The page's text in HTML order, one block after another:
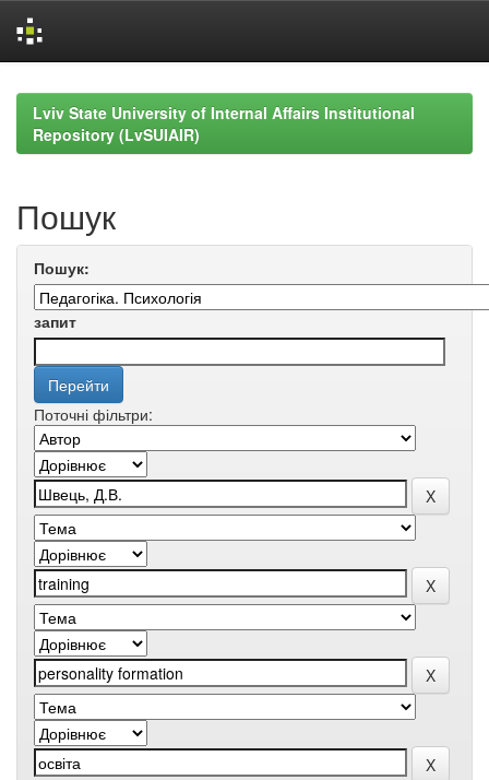
navigationLviv State University of Internal Affairs Institutional
Repository (LvSUIAIR)
Пошук
Пошук:
запит
Поточні фільтри: